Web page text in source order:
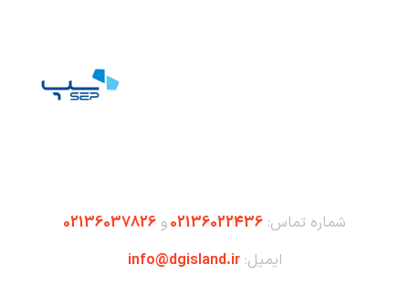
شماره تماس: 02136022436و 02136037826
ایمیل:info@dgisland.ir